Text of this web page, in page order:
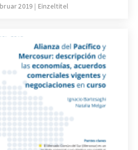
im Vergleich zu anderen
Lateinamerikas,
vermeiden und den
beizubehalten. Initiativen
dringend auf eine
an den neuen
2019 Einzeltitel